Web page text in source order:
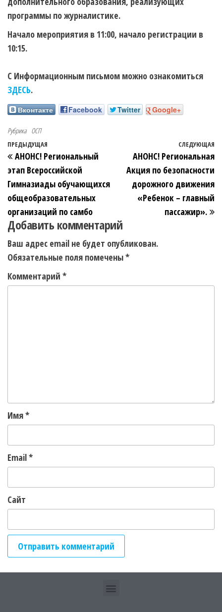
программы по журналистике.
Начало мероприятия в 11:00, начало регистрации в
10:15.
С Информационным письмом можно ознакомиться
ЗДЕСЬ.
Вконтакте Facebook Twitter Google+
Рубрика ОСП
ПРЕДЫДУЩАЯ
АНОНС! Региональный
этап Всероссийской
Гимназиады обучающихся
общеобразовательных
организаций по самбо
СЛЕДУЮЩАЯ
АНОНС! Региональная
Акция по безопасности
дорожного движения
«Ребенок – главный
пассажир».
Добавить комментарий
Ваш адрес email не будет опубликован.
Обязательные поля помечены*
Комментарий *
Имя*
Email*
Сайт